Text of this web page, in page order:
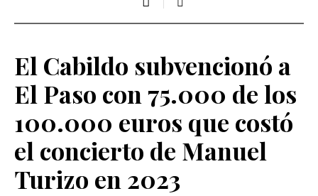
El Cabildo subvencionó a
El Paso con 75.000 de los
100.000 euros que costó
el concierto de Manuel
Turizo en 2023